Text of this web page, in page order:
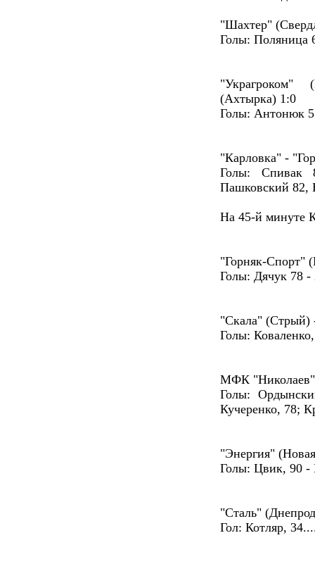
"Шахтер"
Голы: Поляница
"Украгроком"
(Ахтырка) 1:0
Голы: Антонюк
"Карловка" -
Голы:
Пашковский 82,
На 45-й минуте
"Горняк-Спорт"
Голы: Дячук 78 -
"Скала" (Стрый)
Голы:
МФК "Николаев"
Голы:
Кучеренко, 78;
"Энергия"
Голы: Цвик, 90 -
"Сталь"
Гол: Котляр,